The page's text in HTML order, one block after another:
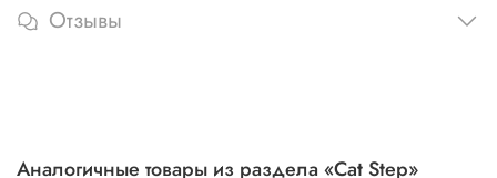
Отзывы
Аналогичные товары из раздела «Cat Step»